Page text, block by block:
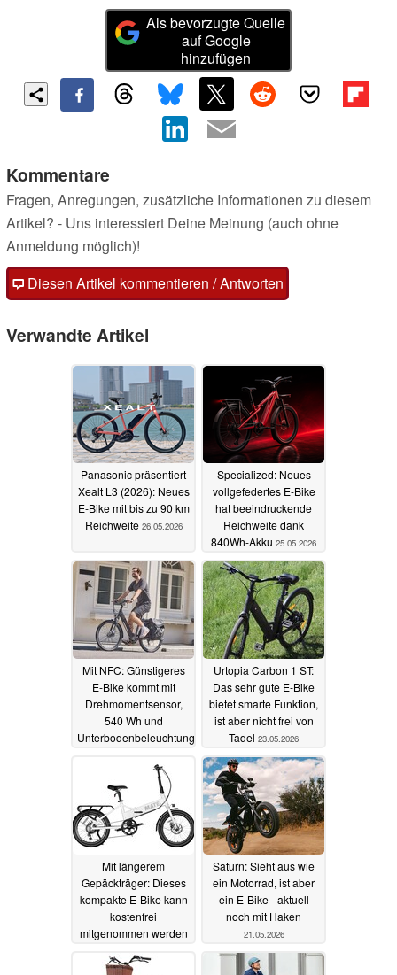
Als bevorzugte Quelle
auf Google
hinzufügen
Kommentare
Fragen, Anregungen, zusätzliche Informationen zu diesem
Artikel? - Uns interessiert Deine Meinung (auch ohne
Anmeldung möglich)!
Diesen Artikel kommentieren / Antworten
Verwandte Artikel
Panasonic präsentiert
Xealt L3 (2026): Neues
E-Bike mit bis zu 90 km
Reichweite 26.05.2026
Specialized: Neues
vollgefedertes E-Bike
hat beeindruckende
Reichweite dank
840Wh-Akku 25.05.2026
Mit NFC: Günstigeres
E-Bike kommt mit
Drehmomentsensor,
540 Wh und
Unterbodenbeleuchtung
Urtopia Carbon 1 ST:
Das sehr gute E-Bike
bietet smarte Funktion,
ist aber nicht frei von
Tadel 23.05.2026
Mit längerem
Gepäckträger: Dieses
kompakte E-Bike kann
kostenfrei
mitgenommen werden
Saturn: Sieht aus wie
ein Motorrad, ist aber
ein E-Bike - aktuell
noch mit Haken
21.05.2026